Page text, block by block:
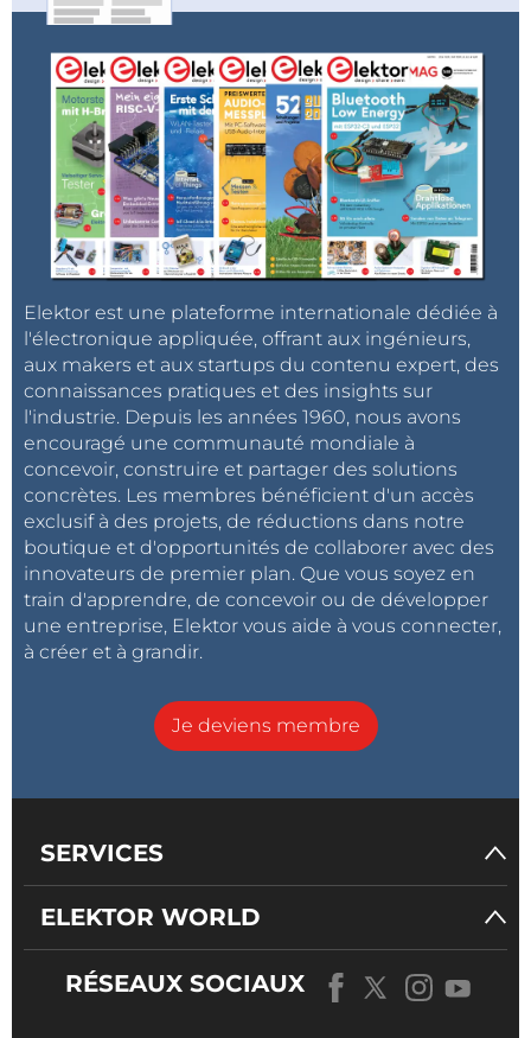
Elektor est une plateforme internationale dédiée à
l'électronique appliquée, offrant aux ingénieurs,
aux makers et aux startups du contenu expert, des
connaissances pratiques et des insights sur
l'industrie. Depuis les années 1960, nous avons
encouragé une communauté mondiale à
concevoir, construire et partager des solutions
concrètes. Les membres bénéficient d'un accès
exclusif à des projets, de réductions dans notre
boutique et d'opportunités de collaborer avec des
innovateurs de premier plan. Que vous soyez en
train d'apprendre, de concevoir ou de développer
une entreprise, Elektor vous aide à vous connecter,
à créer et à grandir.
Je deviens membre
SERVICES
ELEKTOR WORLD
RÉSEAUX SOCIAUX